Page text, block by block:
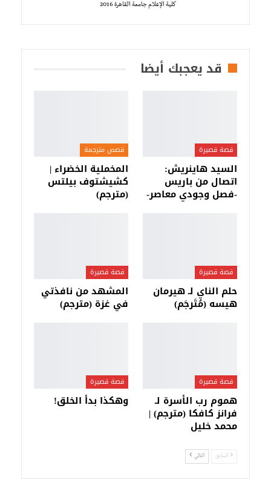
كلية الإعلام جامعة القاهرة 2016
قد يعجبك أيضا
قصة قصيرة
السيد هاينريش:
اتصال من باريس
-فصل وجودي معاصر-
قصص مترجمة
المخملية الخضراء |
كشيشتوف بيلتس
(مترجم)
قصة قصيرة
حلم الناي لـ هيرمان
هيسه (مُتَرجَم)
قصة قصيرة
المشهد من نافذتي
في غزة (مترجم)
قصة قصيرة
هموم رب الأسرة لـ
فرانز كافكا (مترجم) |
محمد خليل
قصة قصيرة
وهكذا بدأ الخلق!
السابق التالي